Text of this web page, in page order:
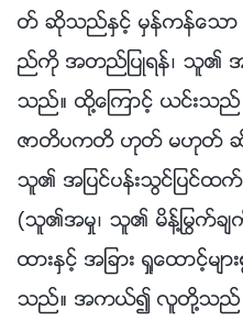
တ္ ဆိုသည္ႏွင့္ မွန္ကန္ေသ
ည္ကို အတည္ျပဳရန္၊ သူ၏ အႏွ
သည္။ ထို႔ေၾကာင့္ ယင္းသ
ဇာတိပကတိ ဟုတ္ မဟုတ္ ဆို
သူ၏ အျပင္ပန္းသြင္ျပင္
(သူ၏အမႈ၊ သူ၏ မိန႔္ႁမြ
ထားႏွင့္ အျခား ရႈေထာင့္
သည္။ အကယ္၍ လူတို႔သည္ သူ